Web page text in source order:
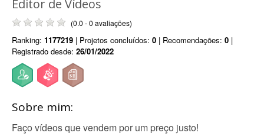
Editor de Vídeos
(0.0 - 0 avaliações)
Ranking: 1177219 | Projetos concluídos: 0 | Recomendações: 0 |
Registrado desde: 26/01/2022
Sobre mim:
Faço vídeos que vendem por um preço justo!